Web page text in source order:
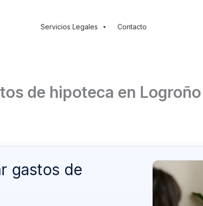
Servicios Legales Contacto
de hipoteca en Logroño
gastos de